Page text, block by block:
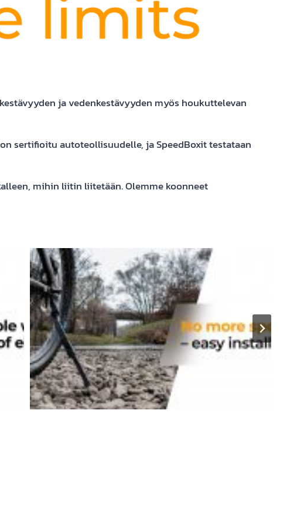
ja vedenkestävyyden myös houkuttelevan
sertifioitu autoteollisuudelle, ja SpeedBoxit testataan
mihin liitin liitetään. Olemme koonneet